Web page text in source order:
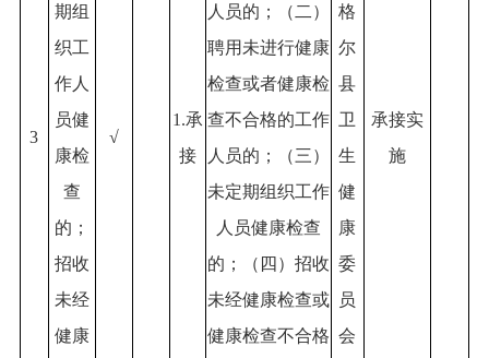
3
期组
织工
作人
员健
康检
查
的；
招收
未经
健康
√
1.承
接
人员的；（二）
聘用未进行健康
检查或者健康检
查不合格的工作
人员的；（三）
未定期组织工作
人员健康检查
的；（四）招收
未经健康检查或
健康检查不合格
格
尔
县
卫
生
健
康
委
员
会
承接实
施